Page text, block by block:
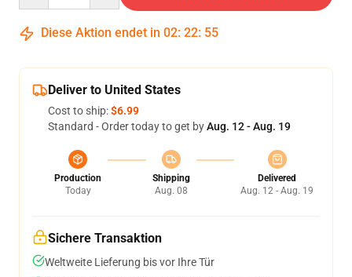
Diese Aktion endet in 02: 22: 54
Deliver to United States
Cost to ship:$6.99
Standard - Order today to get byAug. 12 - Aug. 19
Production
Today
Shipping
Aug. 08
Delivered
Aug. 12 - Aug. 19
Sichere Transaktion
Weltweite Lieferung bis vor Ihre Tür